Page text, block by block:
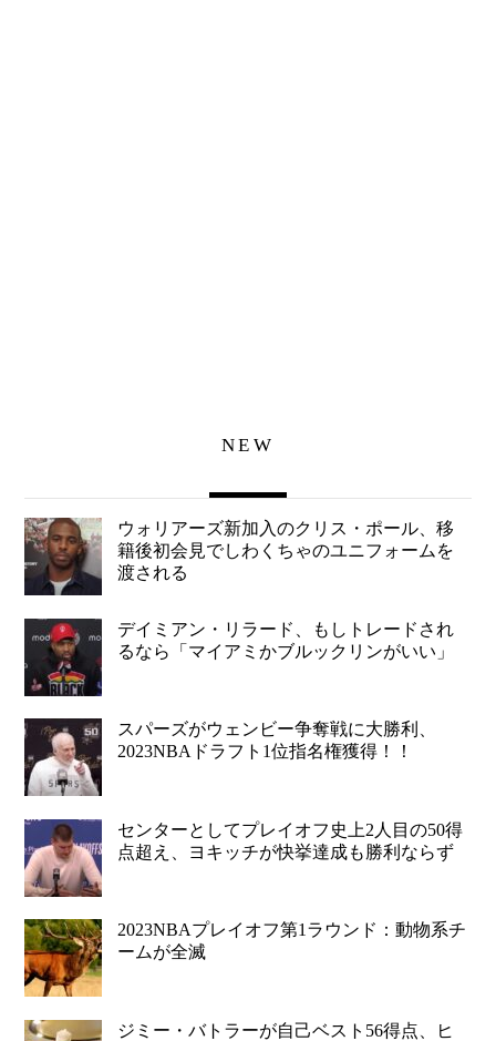
NEW
ウォリアーズ新加入のクリス・ポール、移
籍後初会見でしわくちゃのユニフォームを
渡される
デイミアン・リラード、もしトレードされ
るなら「マイアミかブルックリンがいい」
スパーズがウェンビー争奪戦に大勝利、
2023NBAドラフト1位指名権獲得！！
センターとしてプレイオフ史上2人目の50得
点超え、ヨキッチが快挙達成も勝利ならず
2023NBAプレイオフ第1ラウンド：動物系チ
ームが全滅
ジミー・バトラーが自己ベスト56得点、ヒ